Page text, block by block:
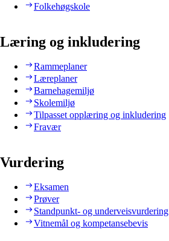
Folkehøgskole
Læring og inkludering
Rammeplaner
Læreplaner
Barnehagemiljø
Skolemiljø
Tilpasset opplæring og inkludering
Fravær
Vurdering
Eksamen
Prøver
Standpunkt- og underveisvurdering
Vitnemål og kompetansebevis